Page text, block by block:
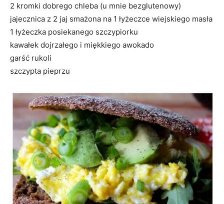
2 kromki dobrego chleba (u mnie bezglutenowy)
jajecznica z 2 jaj smażona na 1 łyżeczce wiejskiego masła
1 łyżeczka posiekanego szczypiorku
kawałek dojrzałego i miękkiego awokado
garść rukoli
szczypta pieprzu